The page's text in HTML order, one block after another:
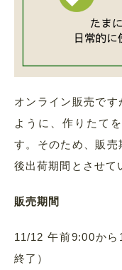
オンライン販売で
ように、作りたて
す。そのため、販
後出荷期間とさせて
販売期間
11/12 午前9:00か
終了）